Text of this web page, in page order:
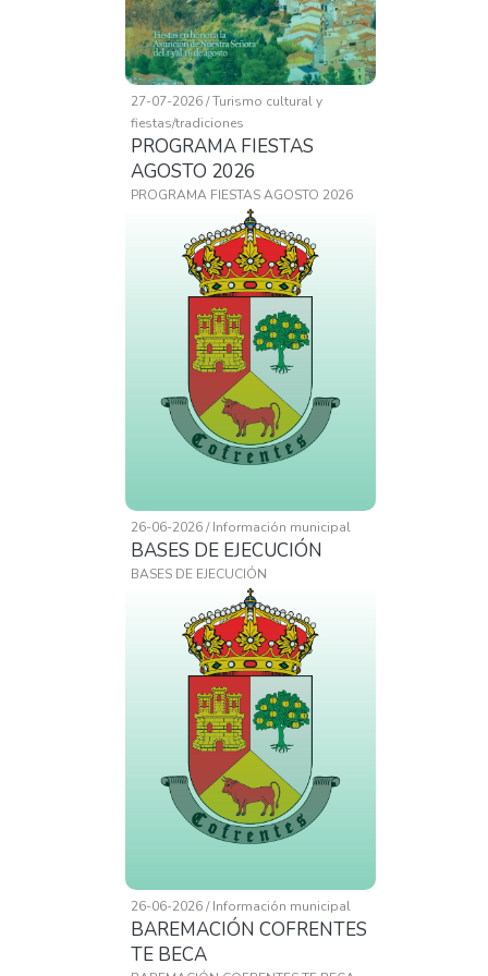
27-07-2026 / Turismo cultural y
fiestas/tradiciones
PROGRAMA FIESTAS
AGOSTO 2026
PROGRAMA FIESTAS AGOSTO 2026
26-06-2026 / Información municipal
BASES DE EJECUCIÓN
BASES DE EJECUCIÓN
26-06-2026 / Información municipal
BAREMACIÓN COFRENTES
TE BECA